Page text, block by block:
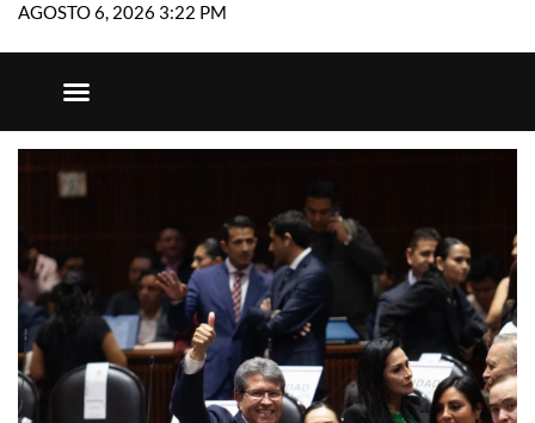
AGOSTO 6, 2026 3:22 PM